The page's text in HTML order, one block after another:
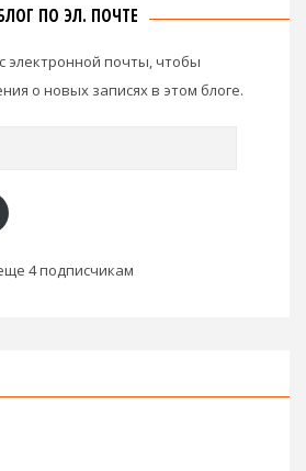
ПО ЭЛ. ПОЧТЕ
электронной почты, чтобы
о новых записях в этом блоге.
4 подписчикам